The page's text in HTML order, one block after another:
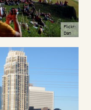
Flickr:
Dan